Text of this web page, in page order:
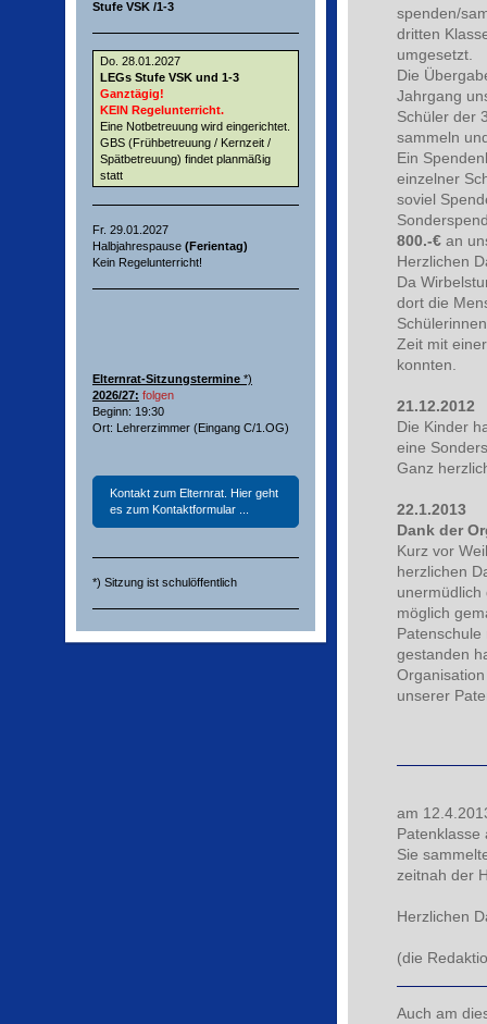
Stufe VSK /1-3
Do. 28.01.2027
LEGs Stufe VSK und 1-3
Ganztägig!
KEIN Regelunterricht.
Eine Notbetreuung wird eingerichtet.
GBS (Frühbetreuung / Kernzeit /
Spätbetreuung) findet planmäßig
statt
Fr. 29.01.2027
Halbjahrespause (Ferientag)
Kein Regelunterricht!
Elternrat-Sitzungstermine *)
2026/27: folgen
Beginn: 19:30
Ort: Lehrerzimmer (Eingang C/1.OG)
Kontakt zum Elternrat. Hier geht
es zum Kontaktformular ...
*) Sitzung ist schulöffentlich
spenden/
dritten
umgesetzt.
Die
Jahrgang
Schüler der
sammeln
Ein
einzelner
soviel
800.-€ an
Herzlichen
Da
dort die
Zeit mit
konnten.
21.12.2012
Die Kinder
eine
Ganz
22.1.2013
Dank der
Kurz vor
herzlichen
möglich
gestanden
unserer
am
Patenklasse
Sie
zeitnah der
Herzlichen
(die
Auch am